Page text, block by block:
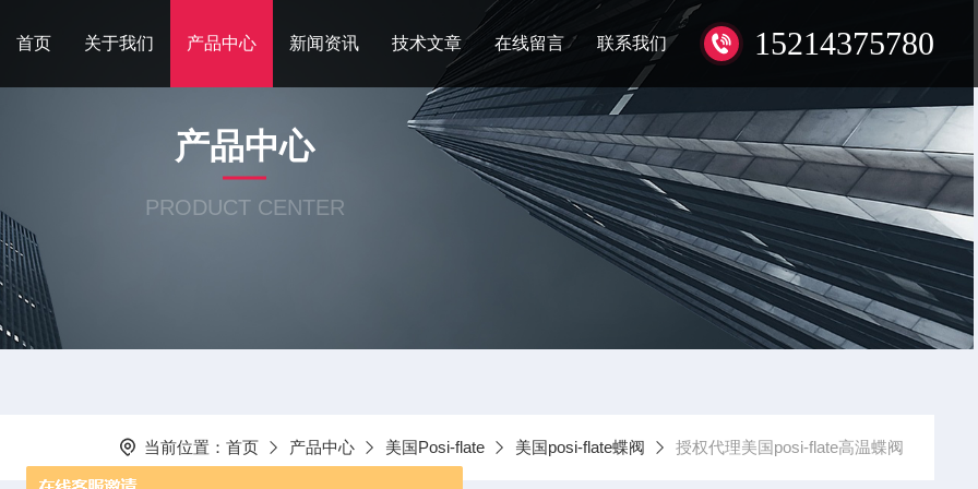
15214375780
首页 关于我们 产品中心 新闻资讯 技术文章 在线留言 联系我们
产品中心
PRODUCT CENTER
当前位置： 首页 产品中心 美国Posi-flate 美国posi-flate蝶阀 授权代理美国posi-flate高温蝶阀